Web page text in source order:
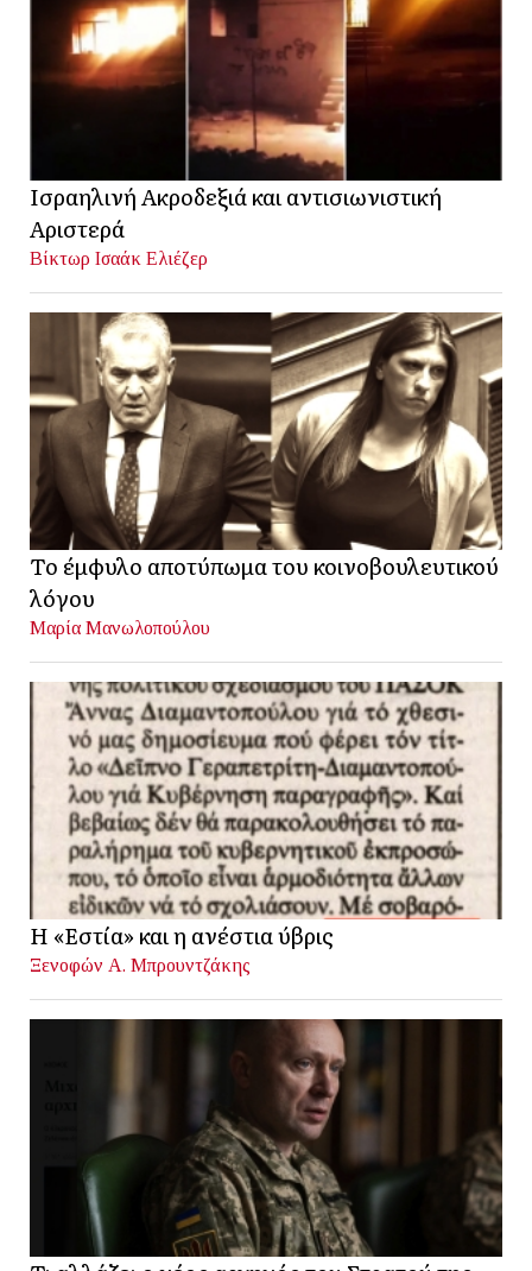
Ισραηλινή Ακροδεξιά και αντισιωνιστική
Αριστερά
Βίκτωρ Ισαάκ Ελιέζερ
Το έμφυλο αποτύπωμα του κοινοβουλευτικού
λόγου
Μαρία Μανωλοπούλου
Η «Εστία» και η ανέστια ύβρις
Ξενοφών Α. Μπρουντζάκης